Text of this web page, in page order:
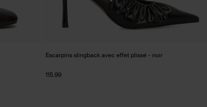
Escarpins slingback avec effet plissé - noir
115.99